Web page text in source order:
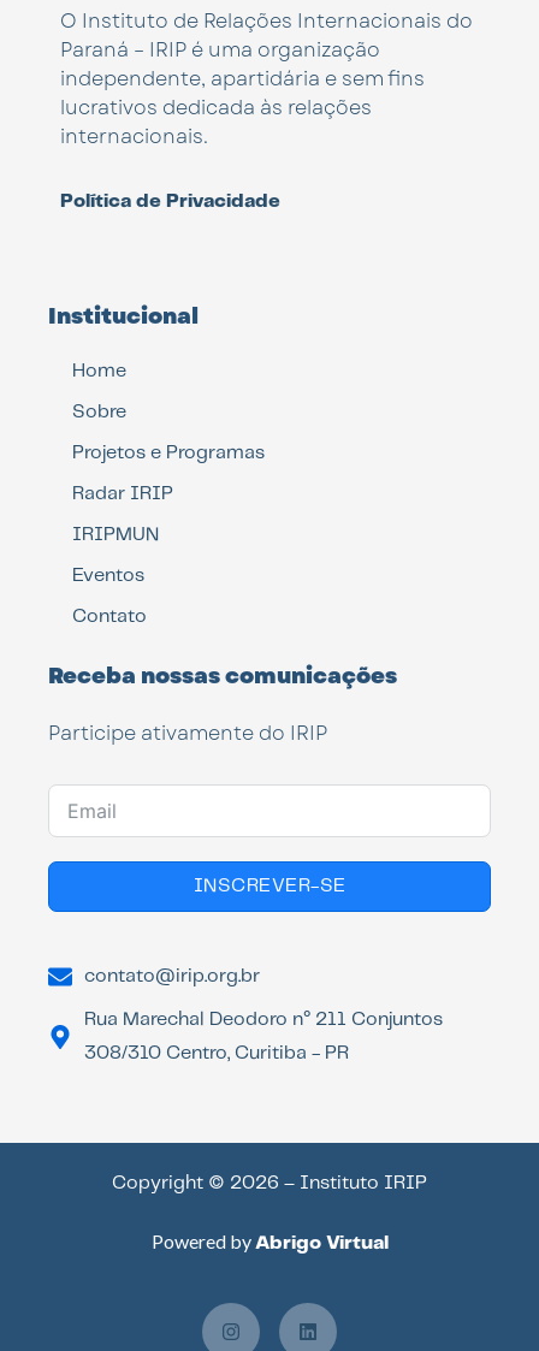
O Instituto de Relações Internacionais do
Paraná – IRIP é uma organização
independente, apartidária e sem fins
lucrativos dedicada às relações
internacionais.
Política de Privacidade
Institucional
Home
Sobre
Projetos e Programas
Radar IRIP
IRIPMUN
Eventos
Contato
Receba nossas comunicações
Participe ativamente do IRIP
INSCREVER-SE
contato@irip.org.br
Rua Marechal Deodoro n° 211 Conjuntos
308/310 Centro, Curitiba - PR
Copyright © 2026 – Instituto IRIP
Powered by Abrigo Virtual